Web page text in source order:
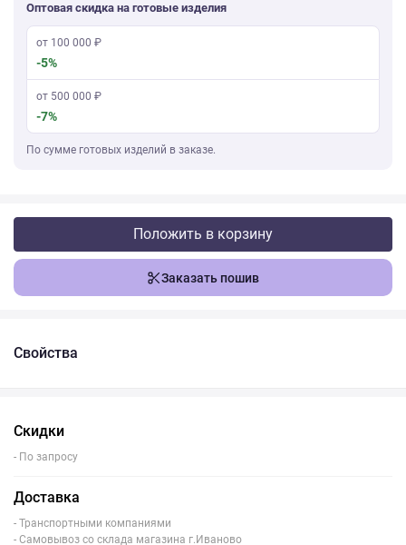
Оптовая скидка на готовые изделия
от 100 000 ₽
-5%
от 500 000 ₽
-7%
По сумме готовых изделий в заказе.
Положить в корзину
Заказать пошив
Свойства
Скидки
- По запросу
Доставка
- Транспортными компаниями
- Самовывоз со склада магазина г.Иваново